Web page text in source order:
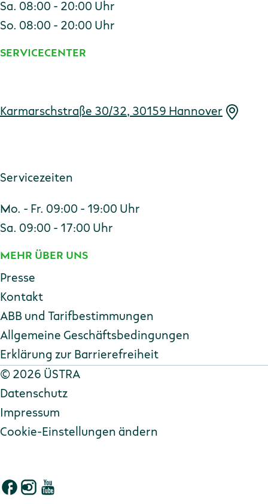
Sa. 08:00 - 20:00 Uhr
So. 08:00 - 20:00 Uhr
SERVICECENTER
Karmarschstraße 30/32, 30159 Hannover
Servicezeiten
Mo. - Fr. 09:00 - 19:00 Uhr
Sa. 09:00 - 17:00 Uhr
MEHR ÜBER UNS
Presse
Kontakt
ABB und Tarifbestimmungen
Allgemeine Geschäftsbedingungen
Erklärung zur Barriere­freiheit
Copyright
© 2026 ÜSTRA
Datenschutz
Impressum
Cookie-Einstellungen ändern